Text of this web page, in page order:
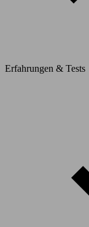
Erfahrungen & Tests